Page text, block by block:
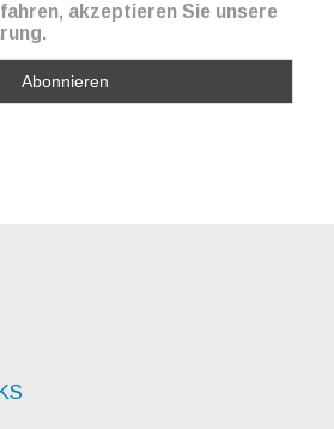
akzeptieren Sie unsere